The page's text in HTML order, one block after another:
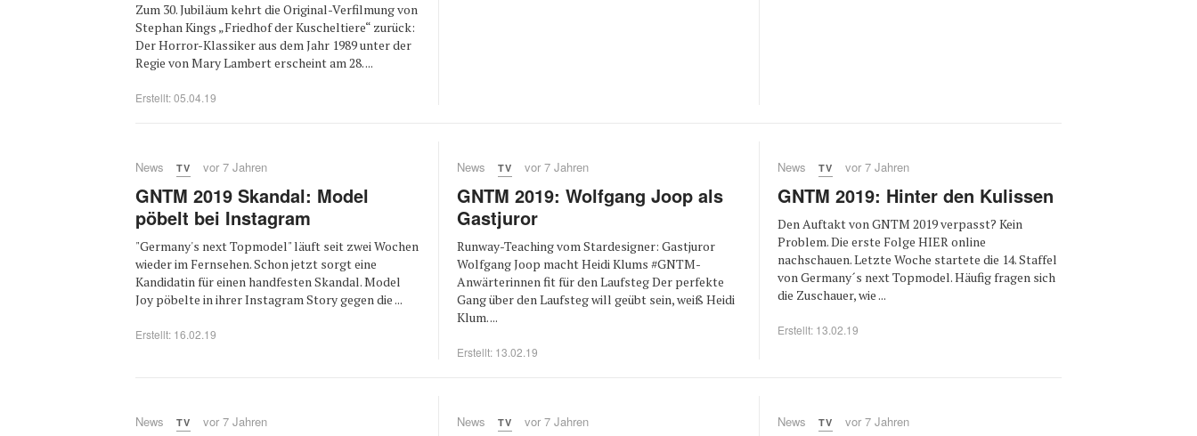
Zum 30. Jubiläum kehrt die Original-Verfilmung von
Stephan Kings „Friedhof der Kuscheltiere“ zurück:
Der Horror-Klassiker aus dem Jahr 1989 unter der
Regie von Mary Lambert erscheint am 28. ...
Erstellt: 05.04.19
News TV vor 7 Jahren
GNTM 2019 Skandal: Model
pöbelt bei Instagram
"Germany's next Topmodel" läuft seit zwei Wochen
wieder im Fernsehen. Schon jetzt sorgt eine
Kandidatin für einen handfesten Skandal. Model
Joy pöbelte in ihrer Instagram Story gegen die ...
Erstellt: 16.02.19
News TV vor 7 Jahren
GNTM 2019: Wolfgang Joop als
Gastjuror
Runway-Teaching vom Stardesigner: Gastjuror
Wolfgang Joop macht Heidi Klums #GNTM-
Anwärterinnen fit für den Laufsteg Der perfekte
Gang über den Laufsteg will geübt sein, weiß Heidi
Klum. ...
Erstellt: 13.02.19
News TV vor 7 Jahren
GNTM 2019: Hinter den Kulissen
Den Auftakt von GNTM 2019 verpasst? Kein
Problem. Die erste Folge HIER online
nachschauen. Letzte Woche startete die 14. Staffel
von Germany´s next Topmodel. Häufig fragen sich
die Zuschauer, wie ...
Erstellt: 13.02.19
News TV vor 7 Jahren News TV vor 7 Jahren News TV vor 7 Jahren